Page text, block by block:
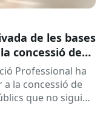
de les bases
concessió de
per al
de formació i
Professional ha
la concessió de
que no siguin